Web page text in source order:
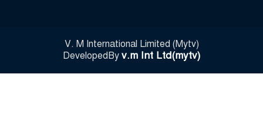
V. M International Limited (Mytv)
DevelopedBy v.m Int Ltd(mytv)